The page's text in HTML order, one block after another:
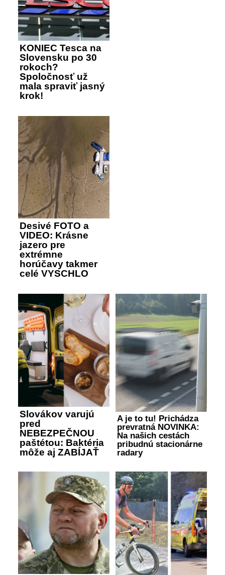
KONIEC Tesca na
Slovensku po 30
rokoch?
Spoločnosť už
mala spraviť jasný
krok!
Desivé FOTO a
VIDEO: Krásne
jazero pre
extrémne
horúčavy takmer
celé VYSCHLO
Slovákov varujú
pred
NEBEZPEČNOU
paštétou: Baktéria
môže aj ZABÍJAŤ
A je to tu! Prichádza
prevratná NOVINKA:
Na našich cestách
pribudnú stacionárne
radary